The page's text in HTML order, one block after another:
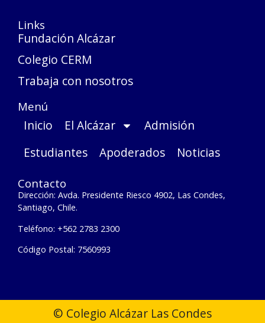
Links
Fundación Alcázar
Colegio CERM
Trabaja con nosotros
Menú
Inicio El Alcázar
Admisión
Estudiantes
Apoderados Noticias
Contacto
Dirección: Avda. Presidente Riesco 4902, Las Condes,
Santiago, Chile.
Teléfono: +562 2783 2300
Código Postal: 7560993
© Colegio Alcázar Las Condes